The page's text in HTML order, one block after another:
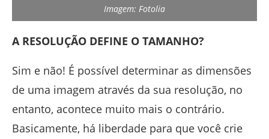
Imagem: Fotolia
A RESOLUÇÃO DEFINE O TAMANHO?
Sim e não! É possível determinar as dimensões
de uma imagem através da sua resolução, no
entanto, acontece muito mais o contrário.
Basicamente, há liberdade para que você crie